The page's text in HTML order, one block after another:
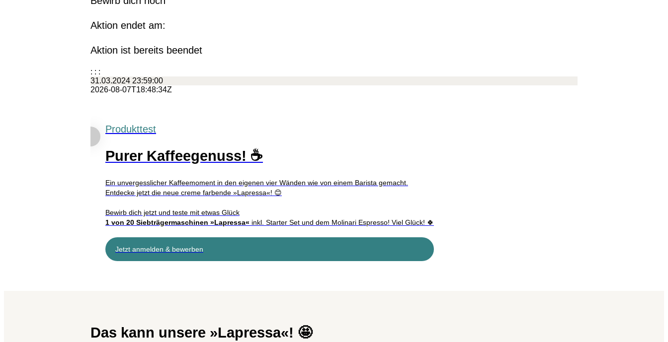
Aktion endet am:
Aktion ist bereits beendet
: : :
31.03.2024 23:59:00
2026-08-07T18:48:34Z
Produkttest
Purer Kaffeegenuss! ☕
Ein unvergesslicher Kaffeemoment in den eigenen vier Wänden wie von einem Barista gemacht.
Entdecke jetzt die neue creme farbende »Lapressa«! 😊
Bewirb dich jetzt und teste mit etwas Glück
1 von 20 Siebträgermaschinen »Lapressa« inkl. Starter Set und dem Molinari Espresso! Viel Glück! 🍀
Jetzt anmelden & bewerben
Das kann unsere »Lapressa«! 🤩